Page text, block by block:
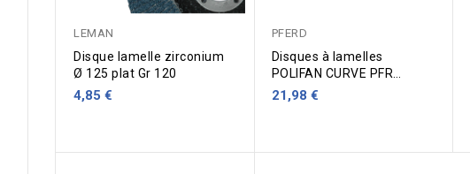
LEMAN
Disque lamelle zirconium
Ø 125 plat Gr 120
4,85 €
PFERD
Disques à lamelles
POLIFAN CURVE PFR
125x22.3 mm Z40 SGP
STEELOX
21,98 €